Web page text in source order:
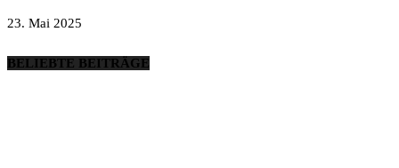
23. Mai 2025
BELIEBTE BEITRÄGE